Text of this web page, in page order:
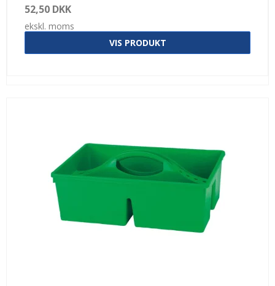
52,50 DKK
ekskl. moms
VIS PRODUKT